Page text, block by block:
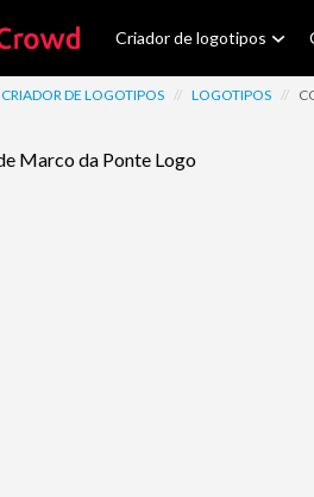
Criador de logotipos
CRIADOR DE LOGOTIPOS // LOGOTIPOS //